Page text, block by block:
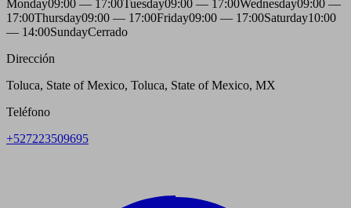
Monday09:00 — 17:00Tuesday09:00 — 17:00Wednesday09:00 —
17:00Thursday09:00 — 17:00Friday09:00 — 17:00Saturday10:00
— 14:00SundayCerrado
Dirección
Toluca, State of Mexico, Toluca, State of Mexico, MX
Teléfono
+527223509695